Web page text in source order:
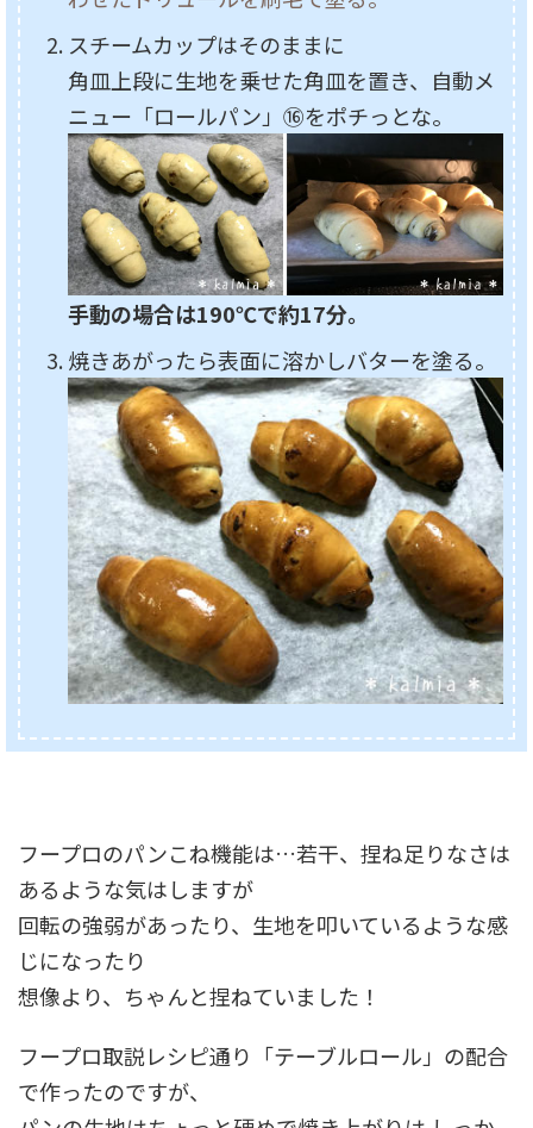
スチームカップはそのままに
角皿上段に生地を乗せた角皿を置き、自動メ
ニュー「ロールパン」⑯をポチっとな。
手動の場合は190℃で約17分。
焼きあがったら表面に溶かしバターを塗る。
フープロのパンこね機能は…若干、捏ね足りなさは
あるような気はしますが
回転の強弱があったり、生地を叩いているような感
じになったり
想像より、ちゃんと捏ねていました！
フープロ取説レシピ通り「テーブルロール」の配合
で作ったのですが、